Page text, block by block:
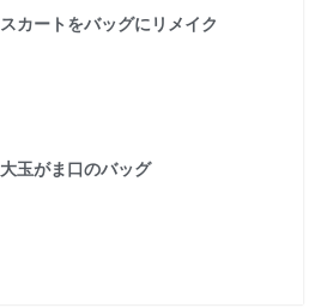
スカートをバッグにリメイク
大玉がま口のバッグ